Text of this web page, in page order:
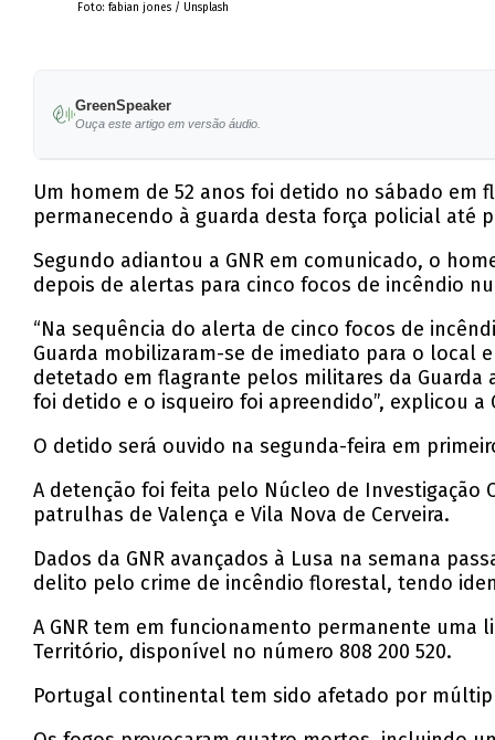
Foto: fabian jones / Unsplash
GreenSpeaker
Ouça este artigo em versão áudio.
Um homem de 52 anos foi detido no sábado em
permanecendo à guarda desta força policial até
Segundo adiantou a GNR em comunicado, o
depois de alertas para cinco focos de incêndio
“Na sequência do alerta de cinco focos de
Guarda mobilizaram-se de imediato para o local
detetado em flagrante pelos militares da
foi detido e o isqueiro foi apreendido”, explicou a
O detido será ouvido na segunda-feira em
A detenção foi feita pelo Núcleo de Investigação
patrulhas de Valença e Vila Nova de Cerveira.
Dados da GNR avançados à Lusa na semana
delito pelo crime de incêndio florestal, tendo
A GNR tem em funcionamento permanente uma
Território, disponível no número 808 200 520.
Portugal continental tem sido afetado por